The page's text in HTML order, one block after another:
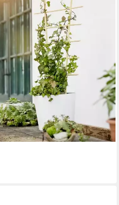
6,14 €
lieferbar - in 3-4 Werktagen bei dir